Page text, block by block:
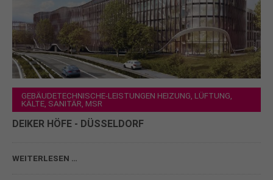
GEBÄUDETECHNISCHE-LEISTUNGEN HEIZUNG, LÜFTUNG,
KÄLTE, SANITÄR, MSR
DEIKER HÖFE - DÜSSELDORF
WEITERLESEN …